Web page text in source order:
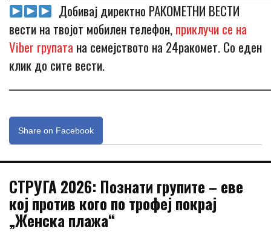
Добивај директно РАКОМЕТНИ ВЕСТИ
вести на твојот мобилен телефон,приклучи се на
Viber групата на семејството на 24ракомет. Со еден
клик до сите вести.
Share on Facebook
СТРУГА 2026: Познати групите – еве
кој против кого по трофеј покрај
„Женска плажа“